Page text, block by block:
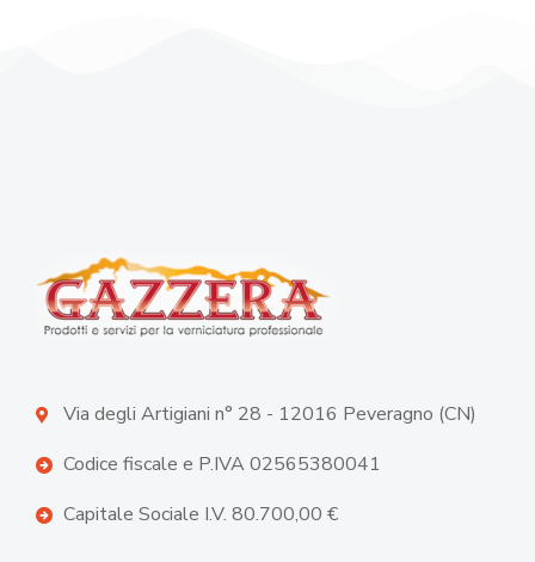
Via degli Artigiani n° 28 - 12016 Peveragno (CN)
Codice fiscale e P.IVA 02565380041
Capitale Sociale I.V. 80.700,00 €